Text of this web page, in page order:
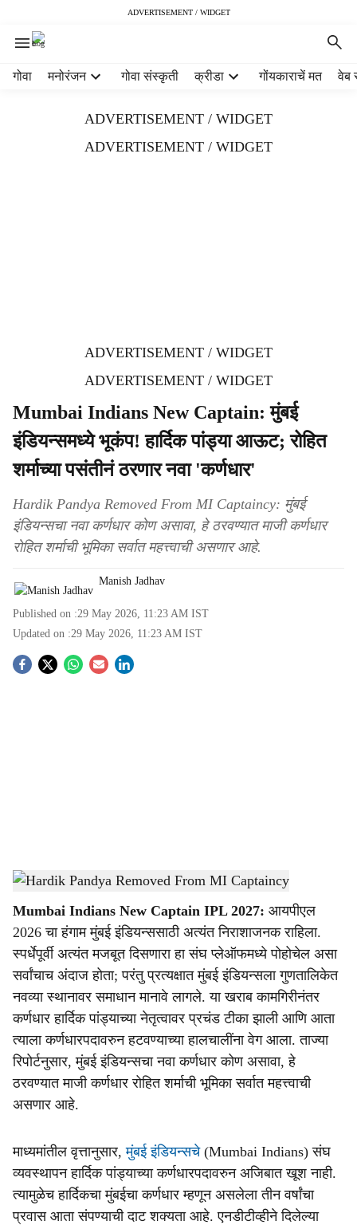
ADVERTISEMENT / WIDGET
गोवा मनोरंजन गोवा संस्कृती क्रीडा गोंयकाराचें मत वेब
ADVERTISEMENT / WIDGET
ADVERTISEMENT / WIDGET
ADVERTISEMENT / WIDGET
ADVERTISEMENT / WIDGET
Mumbai Indians New Captain: मुंबई
इंडियन्समध्ये भूकंप! हार्दिक पांड्या आऊट; रोहित
शर्माच्या पसंतीनं ठरणार नवा 'कर्णधार'
Hardik Pandya Removed From MI Captaincy: मुंबई
इंडियन्सचा नवा कर्णधार कोण असावा, हे ठरवण्यात माजी कर्णधार
रोहित शर्माची भूमिका सर्वात महत्त्वाची असणार आहे.
Manish Jadhav
Published on :29 May 2026, 11:23 AM IST
Updated on :29 May 2026, 11:23 AM IST
S
a
r
e
rohit sharma & hardik pandya-Dainik Gomantak
Mumbai Indians New Captain IPL 2027: आयपीएल
2026 चा हंगाम मुंबई इंडियन्ससाठी अत्यंत निराशाजनक राहिला.
स्पर्धेपूर्वी अत्यंत मजबूत दिसणारा हा संघ प्लेऑफमध्ये पोहोचेल असा
सर्वांचाच अंदाज होता; परंतु प्रत्यक्षात मुंबई इंडियन्सला गुणतालिकेत
नवव्या स्थानावर समाधान मानावे लागले. या खराब कामगिरीनंतर
कर्णधार हार्दिक पांड्याच्या नेतृत्वावर प्रचंड टीका झाली आणि आता
त्याला कर्णधारपदावरुन हटवण्याच्या हालचालींना वेग आला. ताज्या
रिपोर्टनुसार, मुंबई इंडियन्सचा नवा कर्णधार कोण असावा, हे
ठरवण्यात माजी कर्णधार रोहित शर्माची भूमिका सर्वात महत्त्वाची
असणार आहे.
माध्यमांतील वृत्तानुसार,मुंबई इंडियन्सचे(Mumbai Indians) संघ
व्यवस्थापन हार्दिक पांड्याच्या कर्णधारपदावरुन अजिबात खूश नाही.
त्यामुळेच हार्दिकचा मुंबईचा कर्णधार म्हणून असलेला तीन वर्षांचा
प्रवास आता संपण्याची दाट शक्यता आहे. एनडीटीव्हीने दिलेल्या